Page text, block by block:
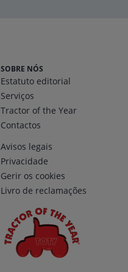
SOBRE NÓS
Estatuto editorial
Serviços
Tractor of the Year
Contactos
Avisos legais
Privacidade
Gerir os cookies
Livro de reclamações